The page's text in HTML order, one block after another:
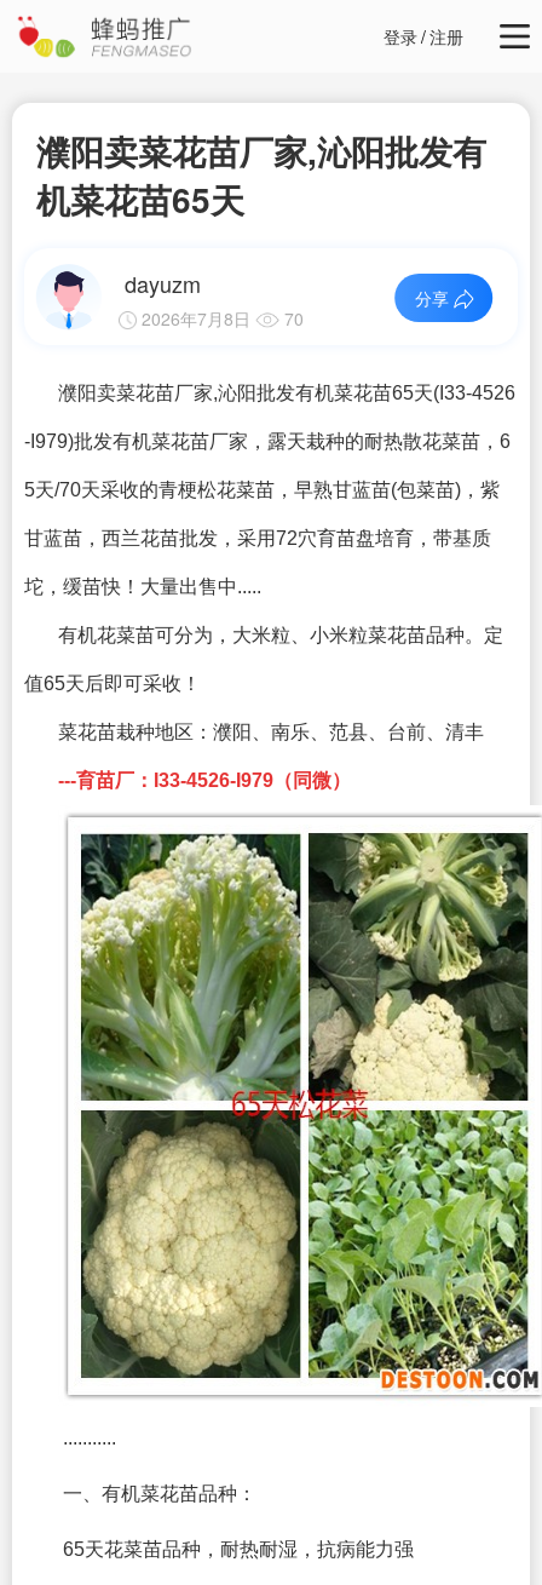
登录/注册
濮阳卖菜花苗厂家,沁阳批发有
机菜花苗65天
dayuzm
2026年7月8日 70
分享
濮阳卖菜花苗厂家,沁阳批发有机菜花苗65天(I33-4526
-I979)批发有机菜花苗厂家，露天栽种的耐热散花菜苗，6
5天/70天采收的青梗松花菜苗，早熟甘蓝苗(包菜苗​)，紫
甘蓝苗，西兰花苗批发，采用72穴育苗盘培育，带基质
坨，缓苗快！大量出售中.....
有机花菜苗可分为，大米粒、小米粒菜花苗品种。定
值65天后即可采收！
菜花苗栽种地区： 濮阳、南乐、范县、台前、清丰
---育苗厂：I33-4526-I979（同微）
...........
一、有机菜花苗品种：
65天花菜苗品种，耐热耐湿，抗病能力强